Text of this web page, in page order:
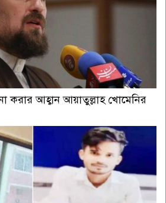
করার আহ্বান আয়াতুল্লাহ খোমেনির